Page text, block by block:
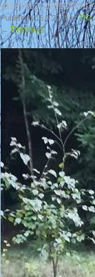
Published16.9.2018at720
← Previous